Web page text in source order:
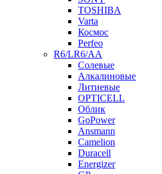
TOSHIBA
Varta
Космос
Perfeo
R6/LR6/AA
Солевые
Алкалиновые
Литиевые
OPTICELL
Облик
GoPower
Ansmann
Camelion
Duracell
Energizer